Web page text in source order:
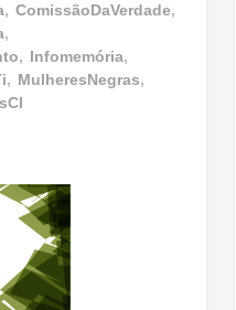
, ComissãoDaVerdade,
,
, Infomemória,
, MulheresNegras,